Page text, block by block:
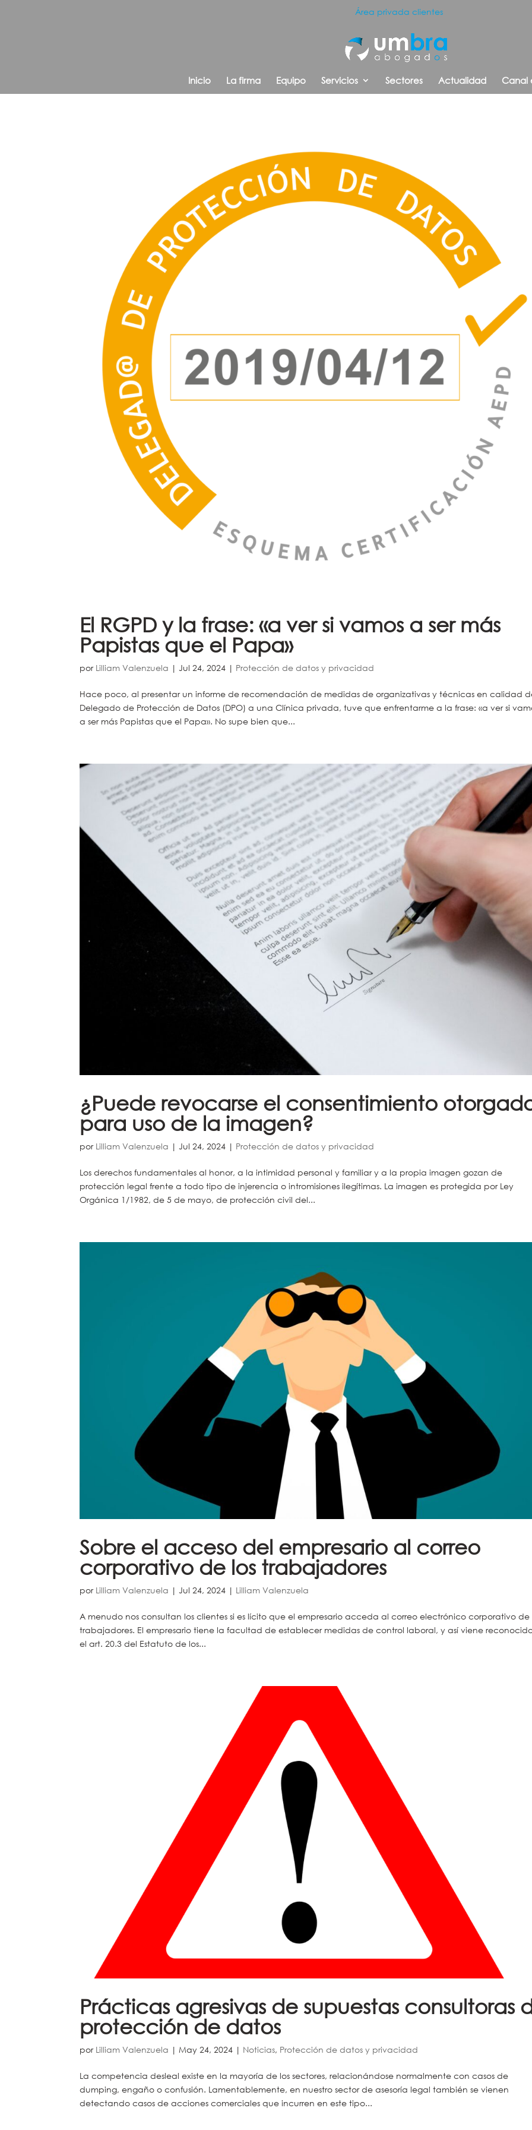
Área privada clientes
Inicio La firma Equipo Servicios Sectores Actualidad Canal
El RGPD y la frase: «a ver si vamos a ser más
Papistas que el Papa»
por Lilliam Valenzuela |Jul 24, 2024 | Protección de datos y privacidad
Hace poco, al presentar un informe de recomendación de medidas de organizativas y técnicas en calidad
Delegado de Protección de Datos (DPO) a una Clínica privada, tuve que enfrentarme a la frase: «a ver si
a ser más Papistas que el Papa». No supe bien que...
¿Puede revocarse el consentimiento
para uso de la imagen?
por Lilliam Valenzuela |Jul 24, 2024 | Protección de datos y privacidad
Los derechos fundamentales al honor, a la intimidad personal y familiar y a la propia imagen gozan de
protección legal frente a todo tipo de injerencia o intromisiones ilegítimas. La imagen es protegida por Ley
Orgánica 1/1982, de 5 de mayo, de protección civil del...
Sobre el acceso del empresario al correo
corporativo de los trabajadores
por Lilliam Valenzuela |Jul 24, 2024 | Lilliam Valenzuela
A menudo nos consultan los clientes si es lícito que el empresario acceda al correo electrónico corporativo de
trabajadores. El empresario tiene la facultad de establecer medidas de control laboral, y así viene
el art. 20.3 del Estatuto de los...
Prácticas agresivas de supuestas consultoras
protección de datos
por Lilliam Valenzuela |May 24, 2024 | Noticias, Protección de datos y privacidad
La competencia desleal existe en la mayoría de los sectores, relacionándose normalmente con casos de
dumping, engaño o confusión. Lamentablemente, en nuestro sector de asesoría legal también se vienen
detectando casos de acciones comerciales que incurren en este tipo...